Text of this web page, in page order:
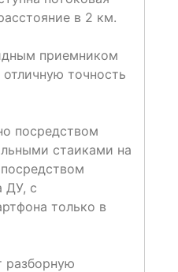
в 2 км.
приемником
точность
посредством
стаиками на
ДУ, с
только в
разборную